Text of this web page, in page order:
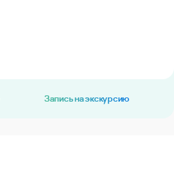
Запись на экскурсию